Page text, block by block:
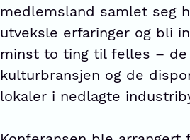
medlemsland samlet seg
utveksle erfaringer og bli
minst to ting til felles – de
kulturbransjen og de
lokaler i nedlagte